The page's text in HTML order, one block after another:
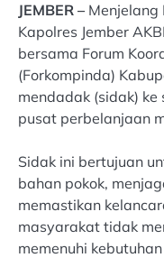
JEMBER –Menjelang
Kapolres Jember
bersama Forum
(Forkompinda)
mendadak (sidak)
pusat perbelanjaan
Sidak ini bertujuan
bahan pokok,
memastikan
masyarakat tidak
memenuhi